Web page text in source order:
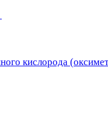
кислорода